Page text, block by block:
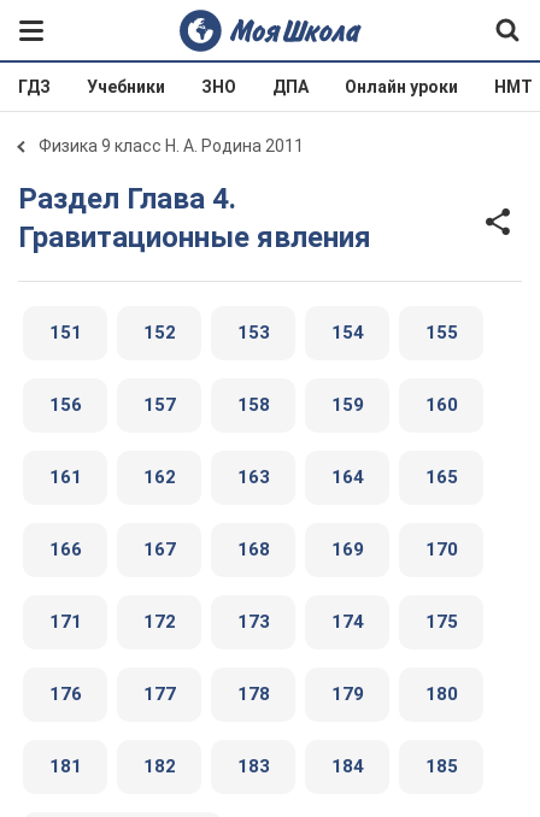
ГДЗ Учебники ЗНО ДПА Онлайн уроки НМТ
Физика 9 класс Н. А. Родина 2011
Раздел Глава 4.
Гравитационные явления
151 152 153 154 155
156 157 158 159 160
161 162 163 164 165
166 167 168 169 170
171 172 173 174 175
176 177 178 179 180
181 182 183 184 185